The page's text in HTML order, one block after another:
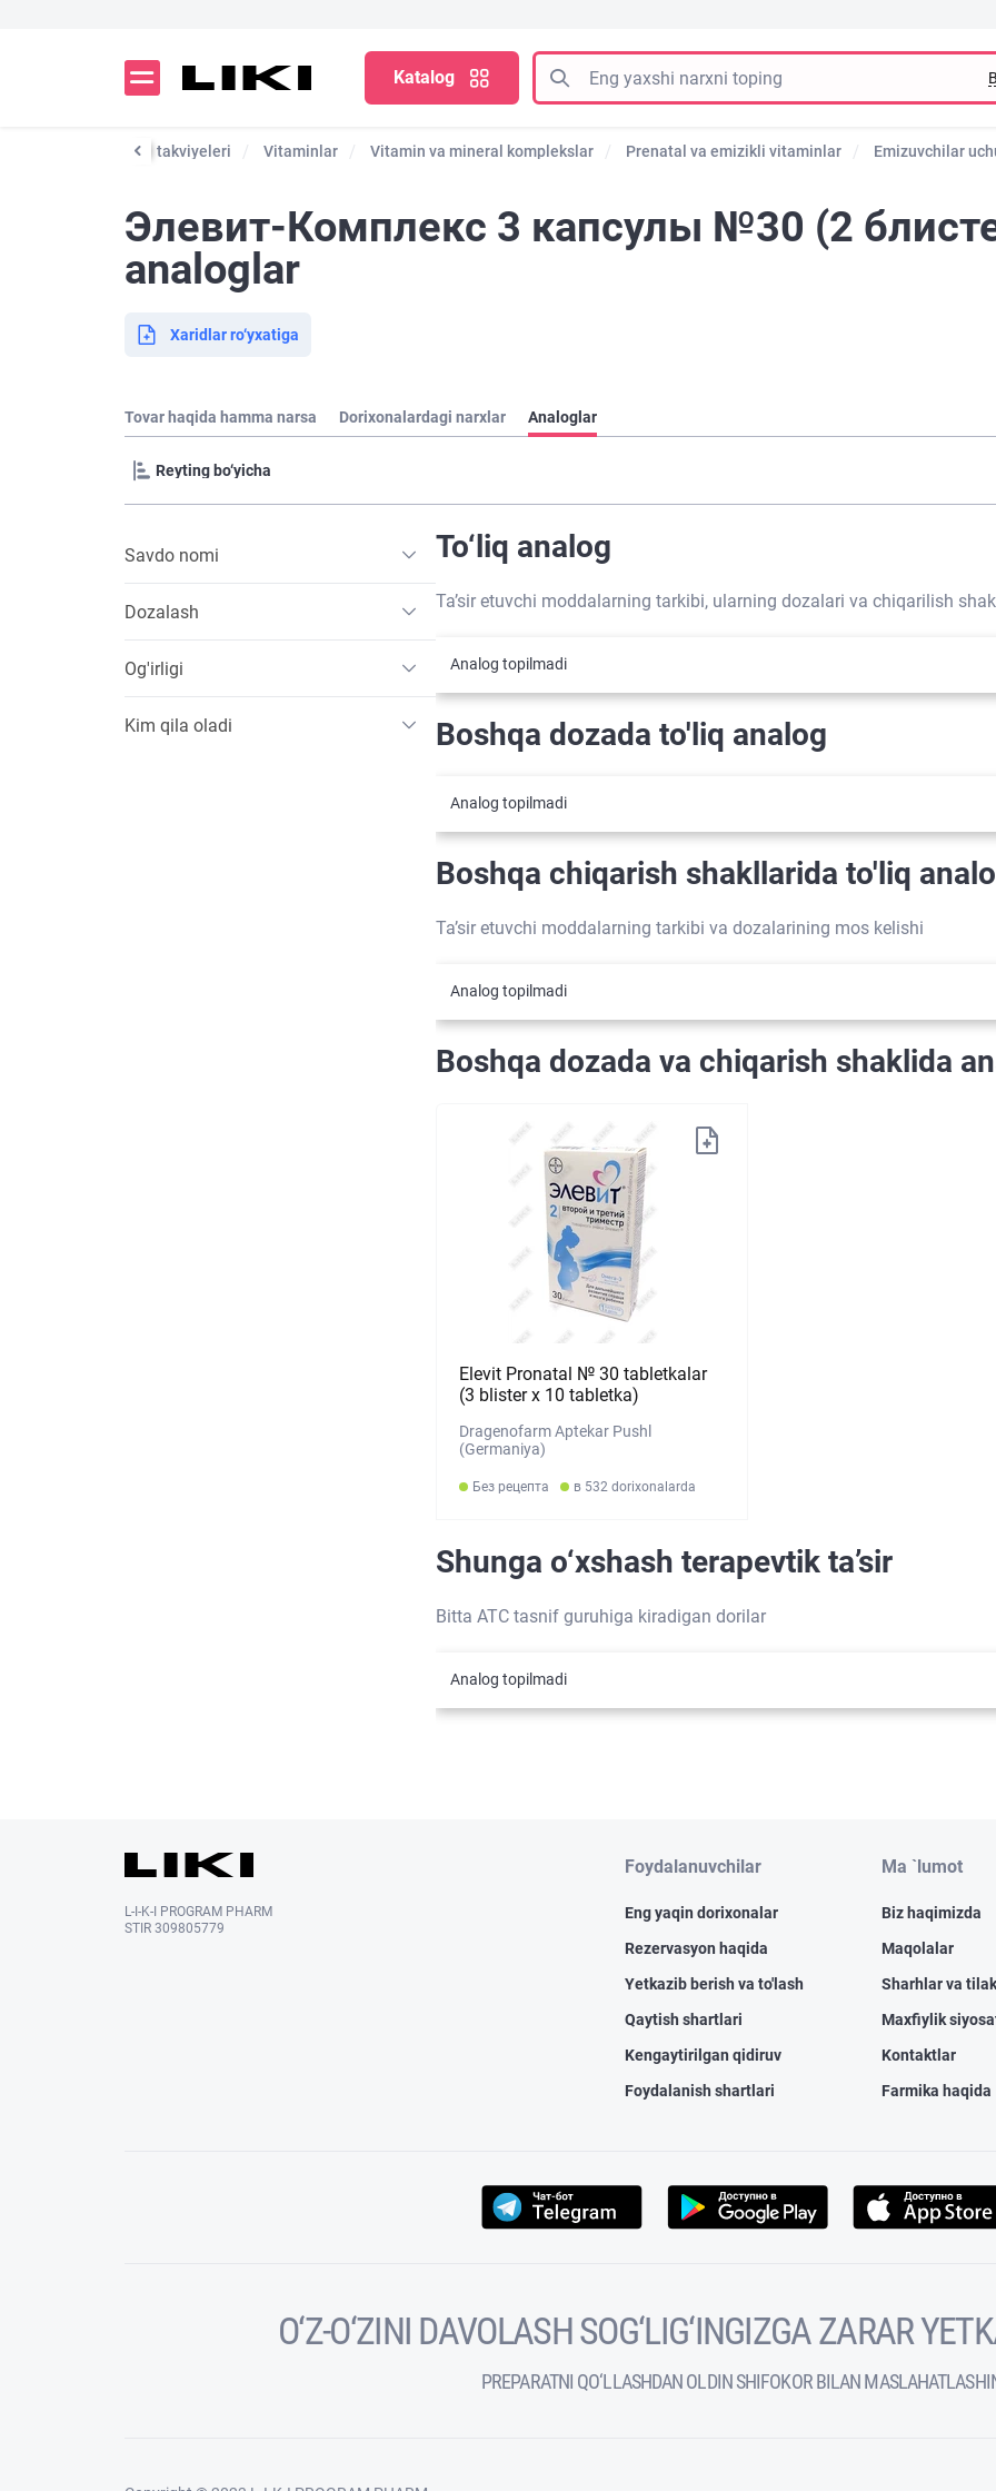
Katalog
minerallar va xun takviyeleri Vitaminlar Vitamin va mineral komplekslar Prenatal va emizikli vitaminlar Emizuvchilar
Элевит-Комплекс 3 капсулы №30 (2
analoglar
Xaridlar ro‘yxatiga
Tovar haqida hamma narsa Dorixonalardagi narxlar Analoglar
Savdo nomi
Dozalash
Og'irligi
Kim qila oladi
To‘liq analog
Ta’sir etuvchi moddalarning tarkibi, ularning dozalari va chiqarilish
Analog topilmadi
Boshqa dozada to'liq analog
Analog topilmadi
Boshqa chiqarish shakllarida to'liq
Ta’sir etuvchi moddalarning tarkibi va dozalarining mos kelishi
Analog topilmadi
Boshqa dozada va chiqarish shaklida
Elevit Pronatal № 30 tabletkalar
(3 blister х 10 tabletka)
Dragenofarm Aptekar Pushl
(Germaniya)
Без рецепта в 532 dorixonalarda
Shunga o‘xshash terapevtik ta’sir
Bitta ATC tasnif guruhiga kiradigan dorilar
Analog topilmadi
L-I-K-I PROGRAM PHARM
STIR 309805779
Foydalanuvchilar
Eng yaqin dorixonalar
Rezervasyon haqida
Yetkazib berish va to'lash
Qaytish shartlari
Kengaytirilgan qidiruv
Foydalanish shartlari
Ma `lumot
Biz haqimizda
Maqolalar
Sharhlar va
Maxfiylik
Kontaktlar
Farmika haqida
O‘Z-O‘ZINI DAVOLASH SOG‘LIG‘INGIZGA ZARAR
PREPARATNI QO‘LLASHDAN OLDIN SHIFOKOR BILAN